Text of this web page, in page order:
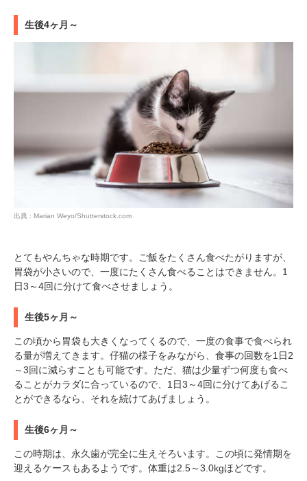
生後4ヶ月～
出典 : Marian Weyo/Shutterstock.com
とてもやんちゃな時期です。ご飯をたくさん食べたがりますが、
胃袋が小さいので、一度にたくさん食べることはできません。1
日3～4回に分けて食べさせましょう。
生後5ヶ月～
この頃から胃袋も大きくなってくるので、一度の食事で食べられ
る量が増えてきます。仔猫の様子をみながら、食事の回数を1日2
～3回に減らすことも可能です。ただ、猫は少量ずつ何度も食べ
ることがカラダに合っているので、1日3～4回に分けてあげるこ
とができるなら、それを続けてあげましょう。
生後6ヶ月～
この時期は、永久歯が完全に生えそろいます。この頃に発情期を
迎えるケースもあるようです。体重は2.5～3.0kgほどです。
閉じる
pecodogs
いぬ部をフォロー
PECOアプリをダウンロード済みの方
アプリで開く
アプリをダウンロードする